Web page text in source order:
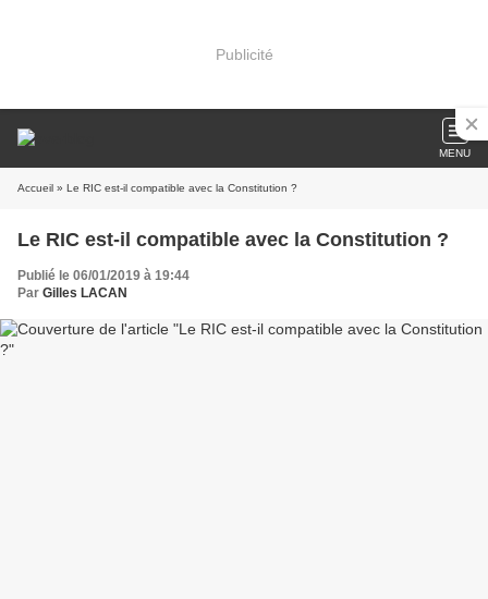
Publicité
MENU
Accueil » Le RIC est-il compatible avec la Constitution ?
Le RIC est-il compatible avec la Constitution ?
Publié le 06/01/2019 à 19:44
Par Gilles LACAN